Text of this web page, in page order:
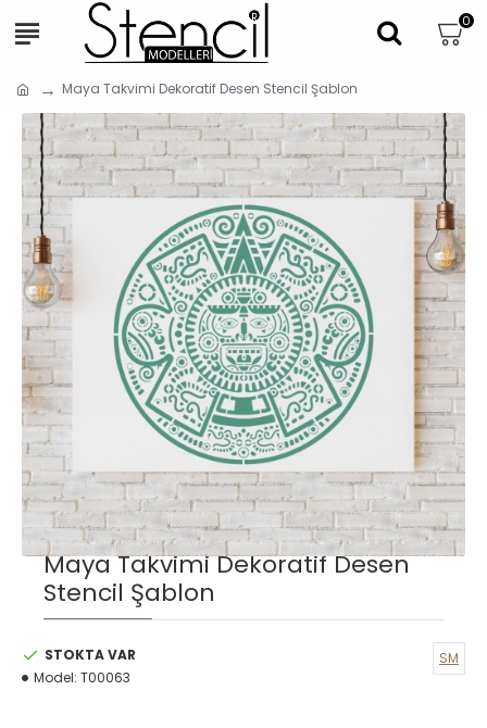
0
Maya Takvimi Dekoratif Desen Stencil Şablon
Maya Takvimi Dekoratif Desen
Stencil Şablon
STOKTA VAR
Model: T00063
SM